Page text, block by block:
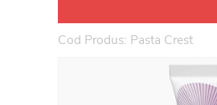
Cod Produs: Pasta Crest